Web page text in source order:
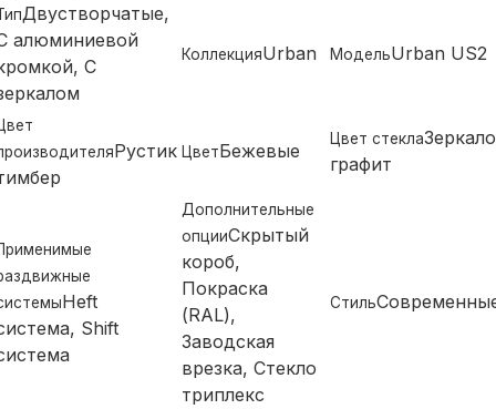
Двустворчатые,
алюминиевой
С
КоллекцияUrban МодельUrban US2
Рустик ЦветБежевые
Цвет стеклаЗеркало
графит
Heft
Shift
Дополнительные
опцииСкрытый
короб,
Покраска
(RAL),
Заводская
врезка, Стекло
триплекс
Стиль